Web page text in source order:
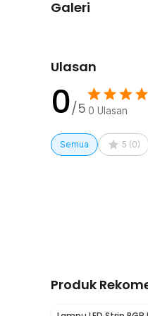
1 x
1 x Remot
1 x Set Baut dan
1 x Panduan
Galeri
Ulasan
0/5 0 Ulasan
Semua 5 (0)
Produk